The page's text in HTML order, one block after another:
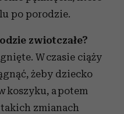
po porodzie.
zwiotczałe?
W czasie ciąży
żeby dziecko
koszyku, a potem
zmianach